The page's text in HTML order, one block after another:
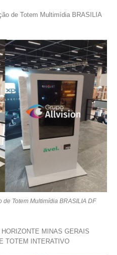
de Totem Multimídia BRASILIA
Totem Multimídia BRASILIA DF
MINAS GERAIS
TOTEM INTERATIVO